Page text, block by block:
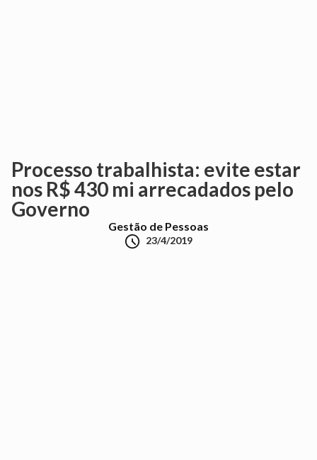
Processo trabalhista: evite estar
nos R$ 430 mi arrecadados pelo
Governo
Gestão de Pessoas
 23/4/2019